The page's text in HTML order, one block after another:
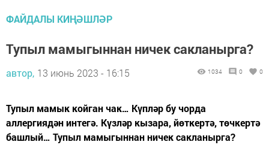
ФАЙДАЛЫ КИҢӘШЛӘР
Тупыл мамыгыннан ничек сакланырга?
автор, 13 июнь 2023 - 16:15 1034 0 0
Тупыл мамык койган чак… Күпләр бу чорда
аллергиядән интегә. Күзләр кызара, йөткертә, төчкертә
башлый… Тупыл мамыгыннан ничек сакланырга?